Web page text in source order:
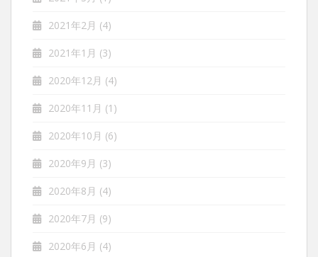
2021年2月 (4)
2021年1月 (3)
2020年12月 (4)
2020年11月 (1)
2020年10月 (6)
2020年9月 (3)
2020年8月 (4)
2020年7月 (9)
2020年6月 (4)